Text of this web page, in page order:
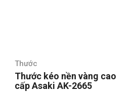
Thước
Thước kéo nền vàng cao
cấp Asaki AK-2666